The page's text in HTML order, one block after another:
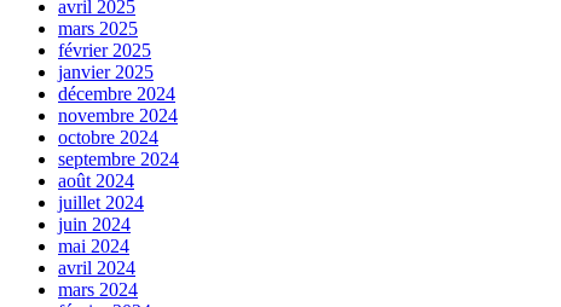
avril 2025
mars 2025
février 2025
janvier 2025
décembre 2024
novembre 2024
octobre 2024
septembre 2024
août 2024
juillet 2024
juin 2024
mai 2024
avril 2024
mars 2024